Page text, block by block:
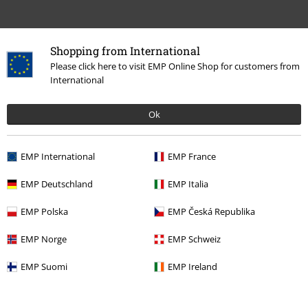
Shopping from International
Please click here to visit EMP Online Shop for customers from
International
Ok
EMP International EMP France
EMP Deutschland EMP Italia
EMP Polska EMP Česká Republika
EMP Norge EMP Schweiz
EMP Suomi EMP Ireland
Laatst bezocht